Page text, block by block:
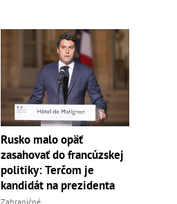
Rusko malo opäť
zasahovať do francúzskej
politiky: Terčom je
kandidát na prezidenta
Zahraničné